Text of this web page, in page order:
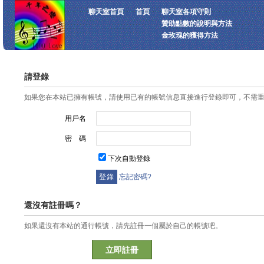
聊天室首頁 首頁
聊天室各項守則
贊助點數的說明與方法
金玫瑰的獲得方法
請登錄
如果您在本站已擁有帳號，請使用已有的帳號信息直接進行登錄即可，不需
用戶名
密 碼
下次自動登錄
忘記密碼?
還沒有註冊嗎？
如果還沒有本站的通行帳號，請先註冊一個屬於自己的帳號吧。
立即註冊